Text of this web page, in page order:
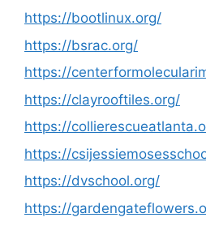
https://bootlinux.org/
https://bsrac.org/
https://
https://clayrooftiles.org/
https://
https://
https://dvschool.org/
https://